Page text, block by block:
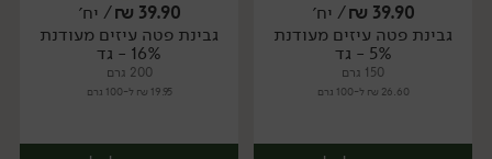
יח׳ יח׳
39.90
₪/ יח׳
גבינת פטה עיזים מעודנת
5% - גד
150 גרם
26.60 ₪ ל-100 גרם
39.90
₪/ יח׳
גבינת פטה עיזים מעודנת
16% - גד
200 גרם
19.95 ₪ ל-100 גרם